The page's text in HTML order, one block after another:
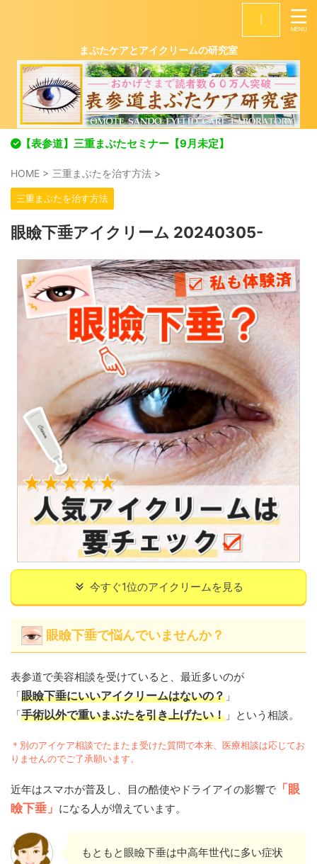
まぶたケアとアイクリームの研究室
【表参道】三重まぶたセミナー【9月未定】
HOME > 三重まぶたを治す方法 >
三重まぶたを治す方法
眼瞼下垂アイクリーム 20240305-
今すぐ1位のアイクリームを見る
眼瞼下垂で悩んでいませんか？
表参道で美容相談を受けていると、最近多いのが
「眼瞼下垂にいいアイクリームはないの？ 」
「手術以外で重いまぶたを引き上げたい！ 」という相談。
＊別のアイケア相談でたまたま受けた質問で本来、医療相談は応じてお
りませんのでご了承願います。
近年はスマホが普及し、目の酷使やドライアイの影響で 「眼
瞼下垂」 になる人が増えています。
もともと眼瞼下垂は中高年世代に多い症状